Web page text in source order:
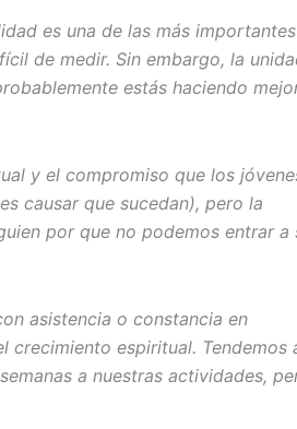
es una de las más importantes
de medir. Sin embargo, la
estás haciendo
y el compromiso que los
causar que sucedan), pero la
por que no podemos entrar a
asistencia o constancia en
crecimiento espiritual. Tendemos
a nuestras actividades,